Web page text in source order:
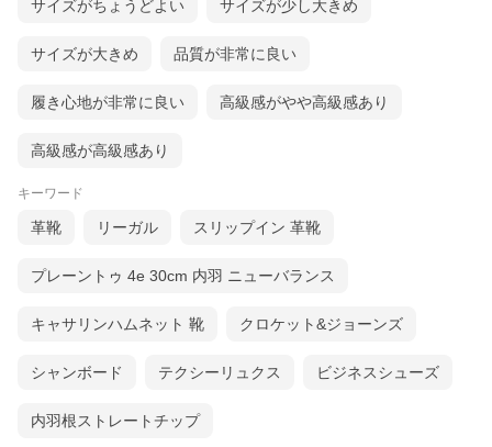
サイズがちょうどよい サイズが少し大きめ
サイズが大きめ 品質が非常に良い
履き心地が非常に良い 高級感がやや高級感あり
高級感が高級感あり
キーワード
革靴 リーガル スリップイン 革靴
プレーントゥ 4e 30cm 内羽 ニューバランス
キャサリンハムネット 靴 クロケット&ジョーンズ
シャンボード テクシーリュクス ビジネスシューズ
内羽根ストレートチップ